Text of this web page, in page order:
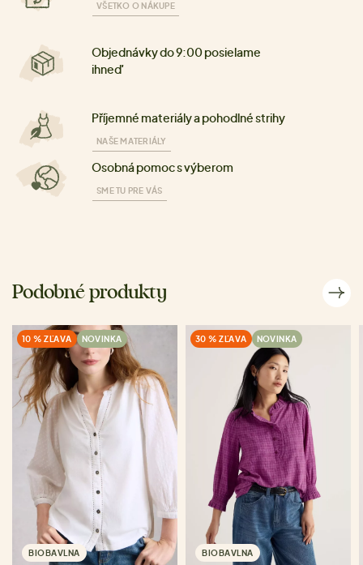
VŠETKO O NÁKUPE
Objednávky do 9:00 posielame
ihneď
Příjemné materiály a pohodlné strihy
NAŠE MATERIÁLY
Osobná pomoc s výberom
SME TU PRE VÁS
Podobné produkty
10 % ZĽAVA NOVINKA
BIOBAVLNA
30 % ZĽAVA NOVINKA
BIOBAVLNA